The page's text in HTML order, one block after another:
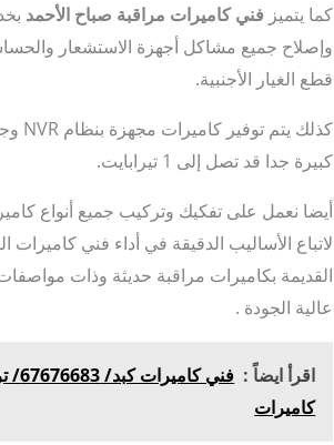
كما يتميز فني كاميرات مراقبة صباح الأحمد
وإصلاح جميع مشاكل أجهزة الاستشعار
قطع الغيار الأجنبية.
كبيرة جدا قد تصل إلى 1 تيرابايت.
أيضا نعمل على تفكيك وتركيب جميع أنواع
لاتباع الأساليب الدقيقة في أداء فني
القديمة بكاميرات مراقبة حديثة وذات
عالية الجودة .
اقرأ ايضاً :
كاميرات